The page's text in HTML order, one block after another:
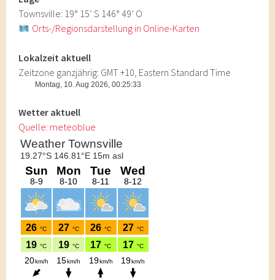
Townsville: 19° 15’ S 146° 49’ O
Orts-/Regionsdarstellung in Online-Karten
Lokalzeit aktuell
Zeitzone ganzjährig: GMT +10, Eastern Standard Time
Wetter aktuell
Quelle: meteoblue